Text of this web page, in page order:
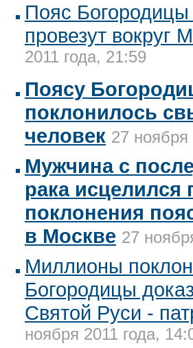
Пояс
провезут вокруг
2011 года, 21:59
Поясу
поклонилось
человек 27 ноября
Мужчина с
рака исцелился
поклонения
в Москве 27
Миллионы
Богородицы
Святой Руси -
ноября 2011 года,